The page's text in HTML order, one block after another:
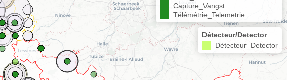
Capture_Vangst
Télémétrie_Telemetrie
Détecteur/Detector
Détecteur_Detector